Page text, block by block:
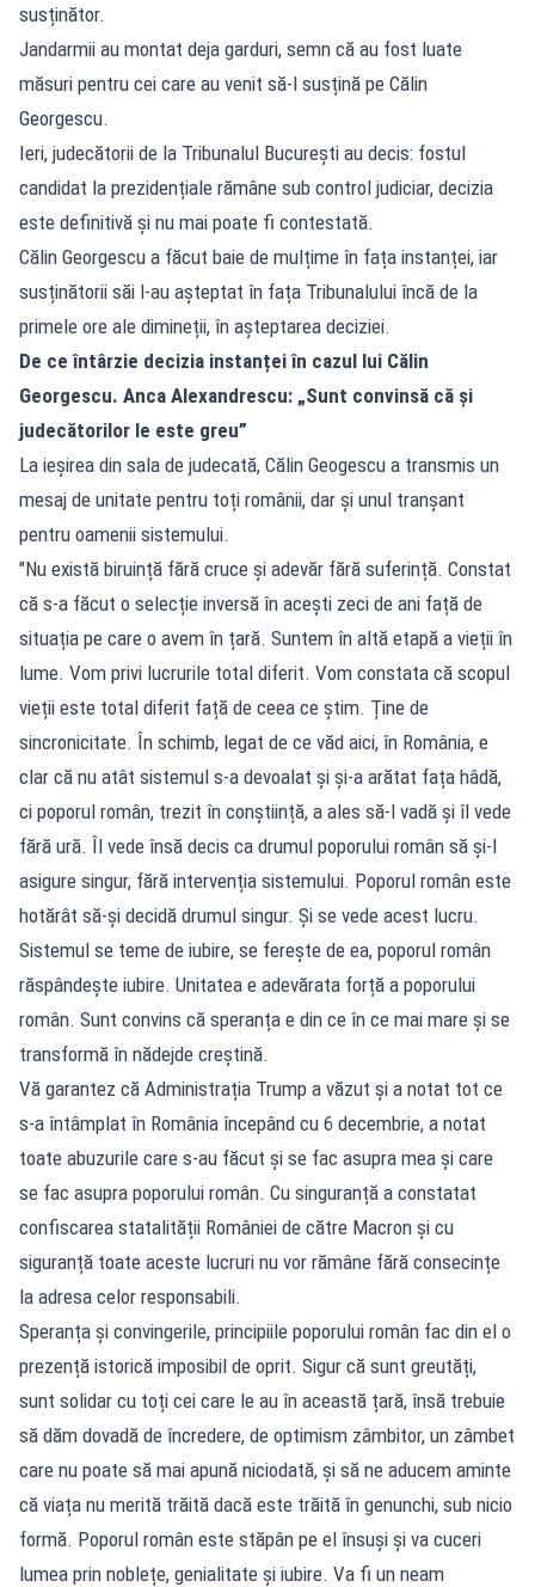
susținător.
Jandarmii au montat deja garduri, semn că au fost luate
măsuri pentru cei care au venit să-l susțină pe Călin
Georgescu.
Ieri, judecătorii de la Tribunalul București au decis: fostul
candidat la prezidențiale rămâne sub control judiciar, decizia
este definitivă și nu mai poate fi contestată.
Călin Georgescu a făcut baie de mulțime în fața instanței, iar
susținătorii săi l-au așteptat în fața Tribunalului încă de la
primele ore ale dimineții, în așteptarea deciziei.
De ce întârzie decizia instanței în cazul lui Călin
Georgescu. Anca Alexandrescu: „Sunt convinsă că și
judecătorilor le este greu”
La ieșirea din sala de judecată, Călin Geogescu a transmis un
mesaj de unitate pentru toți românii, dar și unul tranșant
pentru oamenii sistemului.
"Nu există biruință fără cruce și adevăr fără suferință. Constat
că s-a făcut o selecție inversă în acești zeci de ani față de
situația pe care o avem în țară. Suntem în altă etapă a vieții în
lume. Vom privi lucrurile total diferit. Vom constata că scopul
vieții este total diferit față de ceea ce știm. Ține de
sincronicitate. În schimb, legat de ce văd aici, în România, e
clar că nu atât sistemul s-a devoalat și și-a arătat fața hâdă,
ci poporul român, trezit în conștiință, a ales să-l vadă și îl vede
fără ură. Îl vede însă decis ca drumul poporului român să și-l
asigure singur, fără intervenția sistemului. Poporul român este
hotărât să-și decidă drumul singur. Și se vede acest lucru.
Sistemul se teme de iubire, se ferește de ea, poporul român
răspândește iubire. Unitatea e adevărata forță a poporului
român. Sunt convins că speranța e din ce în ce mai mare și se
transformă în nădejde creștină.
Vă garantez că Administrația Trump a văzut și a notat tot ce
s-a întâmplat în România începând cu 6 decembrie, a notat
toate abuzurile care s-au făcut și se fac asupra mea și care
se fac asupra poporului român. Cu singuranță a constatat
confiscarea statalității României de către Macron și cu
siguranță toate aceste lucruri nu vor rămâne fără consecințe
la adresa celor responsabili.
Speranța și convingerile, principiile poporului român fac din el o
prezență istorică imposibil de oprit. Sigur că sunt greutăți,
sunt solidar cu toți cei care le au în această țară, însă trebuie
să dăm dovadă de încredere, de optimism zâmbitor, un zâmbet
care nu poate să mai apună niciodată, și să ne aducem aminte
că viața nu merită trăită dacă este trăită în genunchi, sub nicio
formă. Poporul român este stăpân pe el însuși și va cuceri
lumea prin noblețe, genialitate și iubire. Va fi un neam